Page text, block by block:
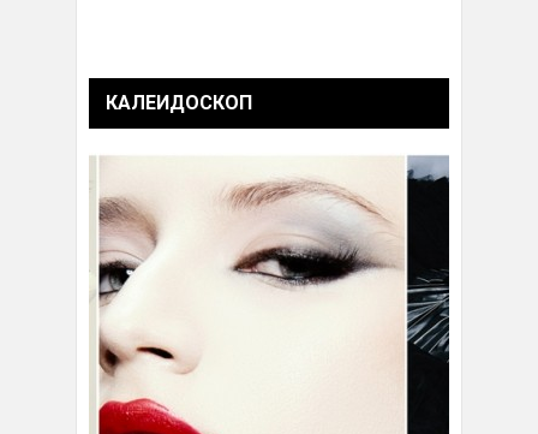
КАЛЕИДОСКОП